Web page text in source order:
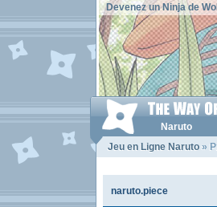
Devenez un Ninja de
Naruto
Jeu en Ligne Naruto »
naruto.piece